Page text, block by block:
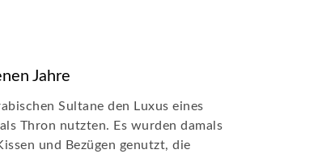
Jahre
Sultane den Luxus eines
Thron nutzten. Es wurden damals
und Bezügen genutzt, die